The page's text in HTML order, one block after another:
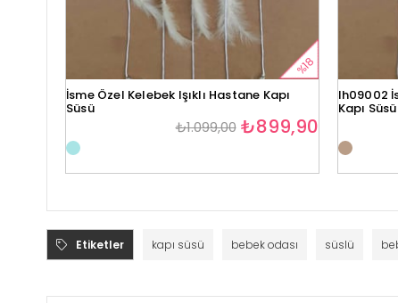
%18
İsme Özel Kelebek Işıklı Hastane Kapı
Süsü
₺899,90
₺1.099,00
lh09002
Kapı Süsü
Etiketler kapı süsü bebek odası süslü